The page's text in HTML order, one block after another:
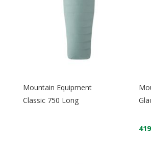
Mountain Equipment
Classic 750 Long